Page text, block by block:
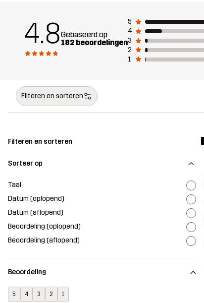
4.8Gebaseerd op
182 beoordelingen
5
4
3
2
1
Filteren en sorteren
Filteren en sorteren
Sorteer op
Taal
Datum (oplopend)
Datum (aflopend)
Beoordeling (oplopend)
Beoordeling (aflopend)
Beoordeling
5 4 3 2 1